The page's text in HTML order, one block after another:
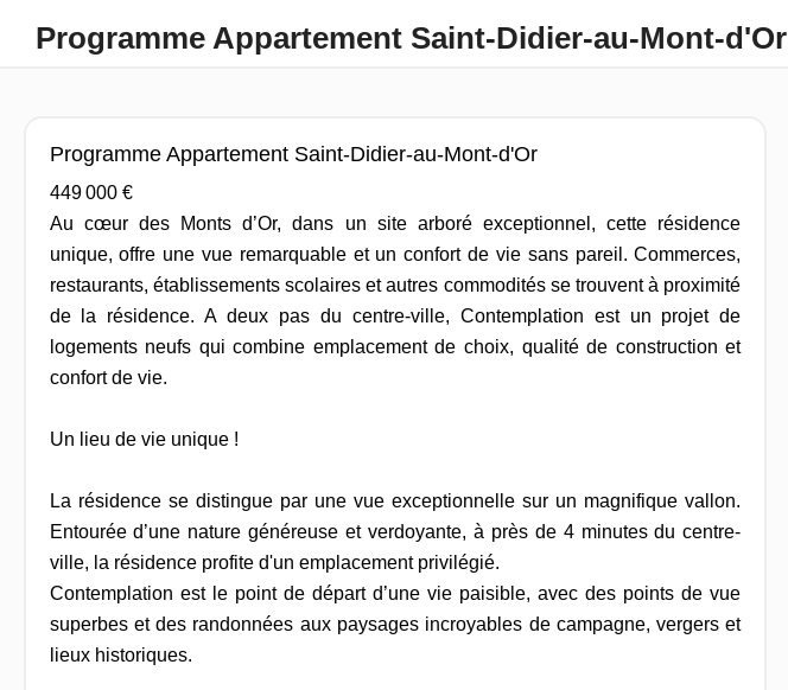
Programme Appartement Saint-Didier-au-Mont-d'Or
Programme Appartement Saint-Didier-au-Mont-d'Or
449 000 €
Au cœur des Monts d’Or, dans un site arboré exceptionnel, cette résidence
unique, offre une vue remarquable et un confort de vie sans pareil. Commerces,
restaurants, établissements scolaires et autres commodités se trouvent à proximité
de la résidence. A deux pas du centre-ville, Contemplation est un projet de
logements neufs qui combine emplacement de choix, qualité de construction et
confort de vie.
Un lieu de vie unique !
La résidence se distingue par une vue exceptionnelle sur un magnifique vallon.
Entourée d’une nature généreuse et verdoyante, à près de 4 minutes du centre-
ville, la résidence profite d'un emplacement privilégié.
Contemplation est le point de départ d’une vie paisible, avec des points de vue
superbes et des randonnées aux paysages incroyables de campagne, vergers et
lieux historiques.